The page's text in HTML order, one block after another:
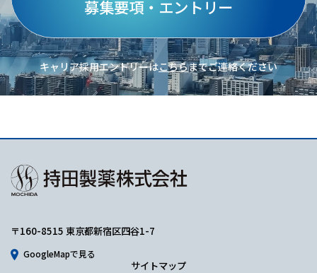
募集要項・エントリー
キャリア採用エントリーはこちらまでご連絡ください
〒160-8515 東京都新宿区四谷1-7
GoogleMapで見る
サイトマップ